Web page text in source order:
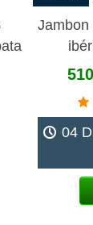
Jambon
04